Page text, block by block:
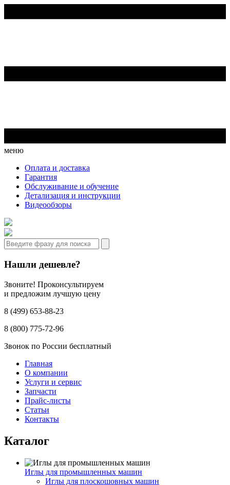
меню
Оплата и доставка
Гарантия
Обслуживание и обучение
Детализация и инструкции
Видеообзоры
Нашли дешевле?
Звоните! Проконсультируем
и предложим лучшую цену
8 (499) 653-88-23
8 (800) 775-72-96
Звонок по России бесплатный
Главная
О компании
Услуги и сервис
Запчасти
Прайс-листы
Статьи
Контакты
Каталог
Иглы для промышленных машин
Иглы для плоскошовных машин